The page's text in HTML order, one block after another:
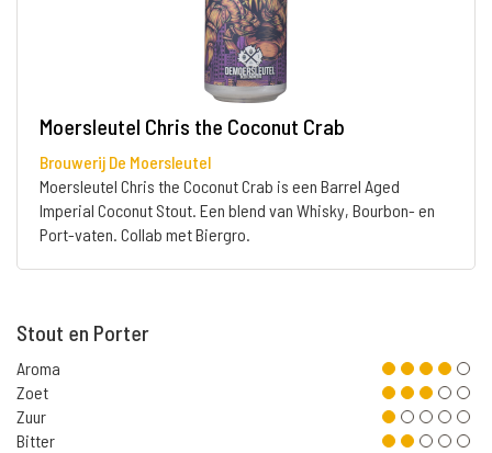
Moersleutel Chris the Coconut Crab
Brouwerij De Moersleutel
Moersleutel Chris the Coconut Crab is een Barrel Aged
Imperial Coconut Stout. Een blend van Whisky, Bourbon- en
Port-vaten. Collab met Biergro.
Stout en Porter
Aroma
Zoet
Zuur
Bitter